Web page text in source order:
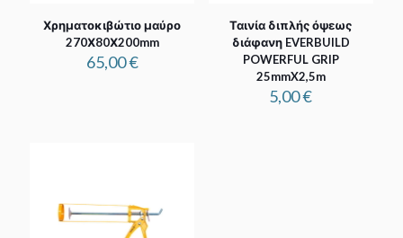
Χρηματοκιβώτιο μαύρο
270Χ80Χ200mm
65,00€
Ταινία διπλής όψεως
διάφανη EVERBUILD
POWERFUL GRIP
25mmX2,5m
5,00€